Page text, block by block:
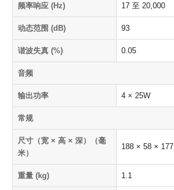
频率响应 (Hz) 17 至 20,000
动态范围 (dB) 93
谐波失真 (%) 0.05
音频
输出功率 4 × 25W
常规
尺寸（宽 × 高 × 深）（毫
米）
188 × 58 × 177
重量 (kg) 1.1